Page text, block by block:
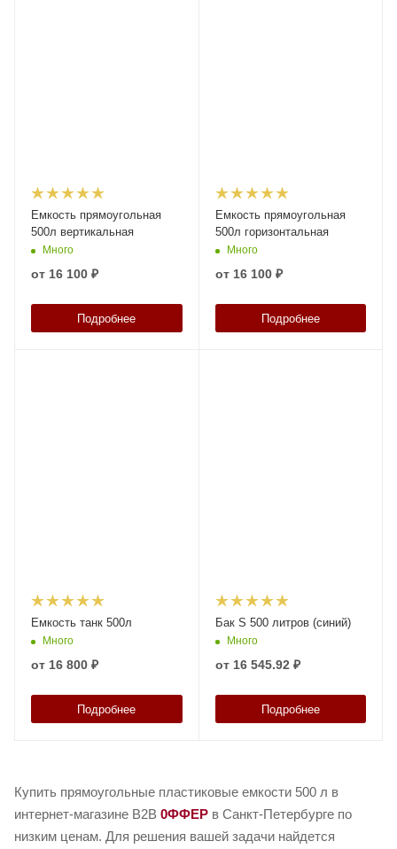
Емкость прямоугольная
500л вертикальная
Много
от 16 100 ₽
Подробнее
Емкость прямоугольная
500л горизонтальная
Много
от 16 100 ₽
Подробнее
Емкость танк 500л
Много
от 16 800 ₽
Подробнее
Бак S 500 литров (синий)
Много
от 16 545.92 ₽
Подробнее
Купить прямоугольные пластиковые емкости 500 л в
интернет-магазине B2B 0ФФЕР в Санкт-Петербурге по
низким ценам. Для решения вашей задачи найдется